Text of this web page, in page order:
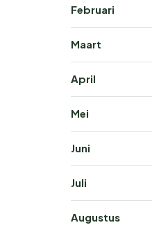
Februari
Maart
April
Mei
Juni
Juli
Augustus